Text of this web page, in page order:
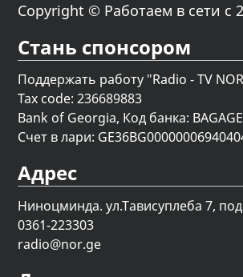
Copyright © Работаем в сети с
Стань спонсором
Поддержать работу "Radio - TV
Tax code: 236689883
Bank of Georgia, Код банка:
Счет в лари:
Адрес
Ниноцминда. ул.Тависуплеба 7,
0361-223303
radio@nor.ge